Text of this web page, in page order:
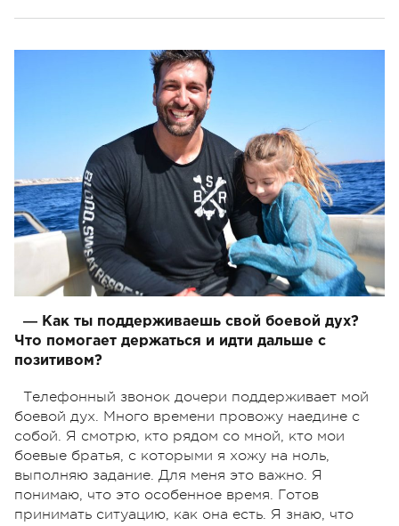
― Как ты поддерживаешь свой боевой дух?
Что помогает держаться и идти дальше с
позитивом?
Телефонный звонок дочери поддерживает мой
боевой дух. Много времени провожу наедине с
собой. Я смотрю, кто рядом со мной, кто мои
боевые братья, с которыми я хожу на ноль,
выполняю задание. Для меня это важно. Я
понимаю, что это особенное время. Готов
принимать ситуацию, как она есть. Я знаю, что